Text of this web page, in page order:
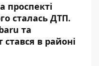
проспекті
сталась ДТП.
та
в районі